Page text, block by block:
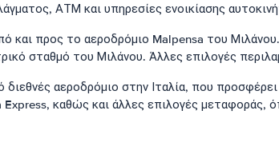
ΑΤΜ και υπηρεσίες ενοικίασης
προς το αεροδρόμιο Malpensa του
σταθμό του Μιλάνου. Άλλες επιλογές
διεθνές αεροδρόμιο στην Ιταλία, που
καθώς και άλλες επιλογές μεταφοράς,